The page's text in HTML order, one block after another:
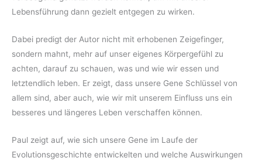
Lebensführung dann gezielt entgegen zu wirken.
Dabei predigt der Autor nicht mit erhobenen Zeigefinger,
sondern mahnt, mehr auf unser eigenes Körpergefühl zu
achten, darauf zu schauen, was und wie wir essen und
letztendlich leben. Er zeigt, dass unsere Gene Schlüssel von
allem sind, aber auch, wie wir mit unserem Einfluss uns ein
besseres und längeres Leben verschaffen können.
Paul zeigt auf, wie sich unsere Gene im Laufe der
Evolutionsgeschichte entwickelten und welche Auswirkungen